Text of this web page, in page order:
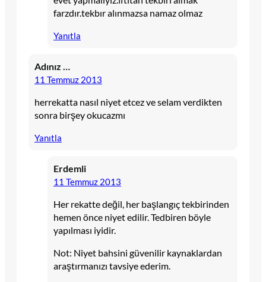
farzdır.tekbır alınmazsa namaz olmaz
Yanıtla
Adınız …
11 Temmuz 2013
herrekatta nasıl niyet etcez ve selam verdikten
sonra birşey okucazmı
Yanıtla
Erdemli
11 Temmuz 2013
Her rekatte değil, her başlangıç tekbirinden
hemen önce niyet edilir. Tedbiren böyle
yapılması iyidir.
Not: Niyet bahsini güvenilir kaynaklardan
araştırmanızı tavsiye ederim.